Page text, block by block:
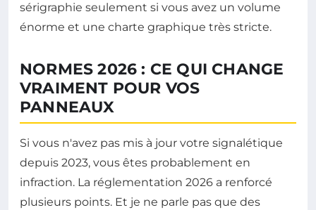
sérigraphie seulement si vous avez un volume
énorme et une charte graphique très stricte.
NORMES 2026 : CE QUI CHANGE
VRAIMENT POUR VOS
PANNEAUX
Si vous n'avez pas mis à jour votre signalétique
depuis 2023, vous êtes probablement en
infraction. La réglementation 2026 a renforcé
plusieurs points. Et je ne parle pas que des